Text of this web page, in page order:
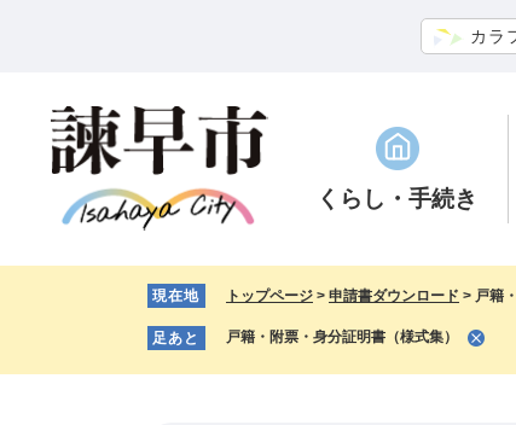
カラ
くらし ・手続き
現在地 トップページ > 申請書ダウンロード > 戸籍
足あと 戸籍・附票・身分証明書（様式集）